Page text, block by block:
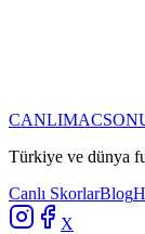
CANLIMAC
Türkiye ve dünya
Canlı SkorlarBlog
X